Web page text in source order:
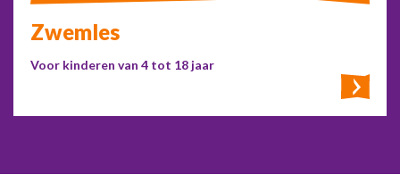
Zwemles
Voor kinderen van 4 tot 18 jaar